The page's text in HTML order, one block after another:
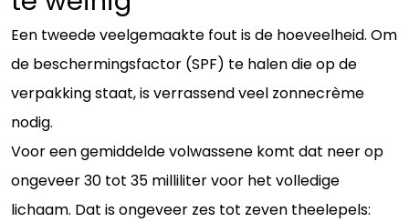
Een tweede veelgemaakte fout is de hoeveelheid. Om
de beschermingsfactor (SPF) te halen die op de
verpakking staat, is verrassend veel zonnecrème
nodig.
Voor een gemiddelde volwassene komt dat neer op
ongeveer 30 tot 35 milliliter voor het volledige
lichaam. Dat is ongeveer zes tot zeven theelepels: